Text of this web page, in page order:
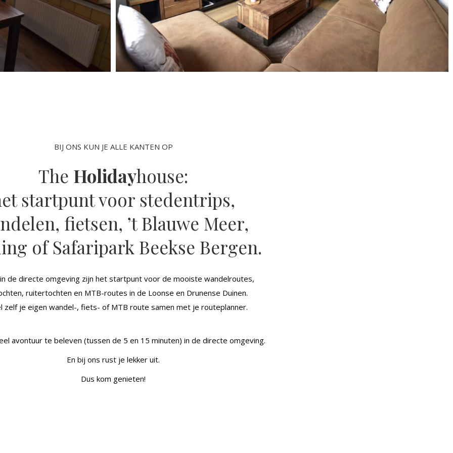
BIJ ONS KUN JE ALLE KANTEN OP
The Holidayhouse:
startpunt voor stedentrips,
fietsen, ’t Blauwe Meer,
of Safaripark Beekse Bergen.
de directe omgeving zijn het startpunt voor de mooiste wandelroutes,
ruitertochten en MTB-routes in de Loonse en Drunense Duinen.
zelf je eigen wandel-, fiets- of MTB route samen met je routeplanner.
avontuur te beleven (tussen de 5 en 15 minuten) in de directe omgeving.
En bij ons rust je lekker uit.
Dus kom genieten!